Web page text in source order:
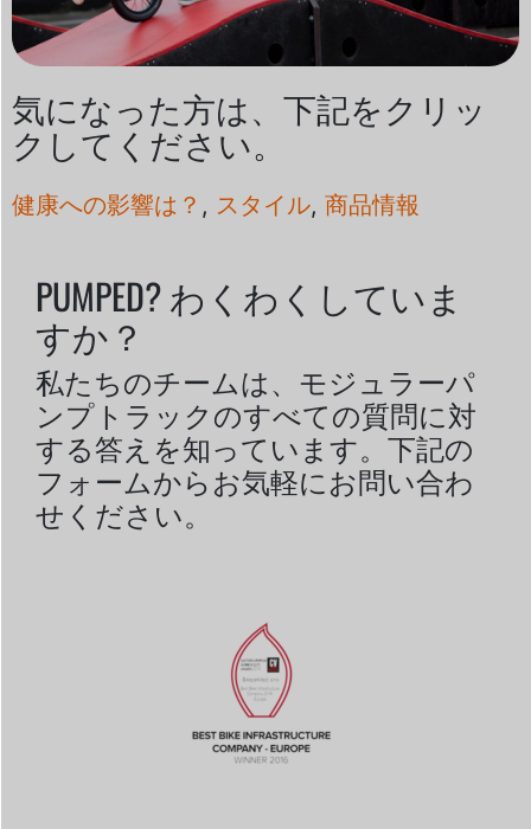
気になった方は、下記をクリッ
クしてください。
健康への影響は？ , スタイル, 商品情報
PUMPED? わくわくしていま
すか？
私たちのチームは、モジュラーパ
ンプトラックのすべての質問に対
する答えを知っています。下記の
フォームからお気軽にお問い合わ
せください。